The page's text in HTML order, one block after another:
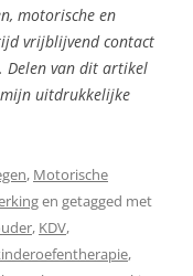
motorische en
vrijblijvend contact
Delen van dit artikel
uitdrukkelijke
, Motorische
en getagged met
, KDV,
,